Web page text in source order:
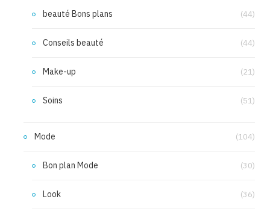
beauté Bons plans (44)
Conseils beauté (44)
Make-up (21)
Soins (51)
Mode (104)
Bon plan Mode (30)
Look (36)